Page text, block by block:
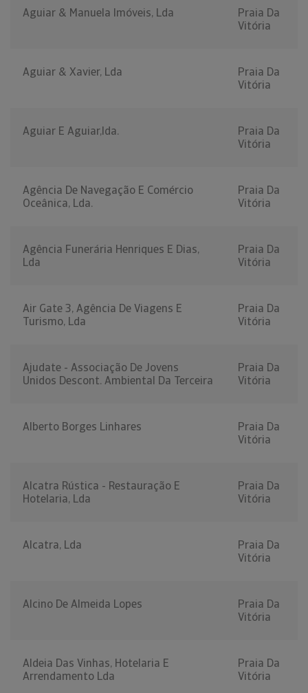
Aguiar & Manuela Imóveis, Lda
Praia Da
Vitória
Aguiar & Xavier, Lda
Praia Da
Vitória
Aguiar E Aguiar,lda.
Praia Da
Vitória
Agência De Navegação E Comércio
Oceânica, Lda.
Praia Da
Vitória
Agência Funerária Henriques E Dias,
Lda
Praia Da
Vitória
Air Gate 3, Agência De Viagens E
Turismo, Lda
Praia Da
Vitória
Ajudate - Associação De Jovens
Unidos Descont. Ambiental Da Terceira
Praia Da
Vitória
Alberto Borges Linhares
Praia Da
Vitória
Alcatra Rústica - Restauração E
Hotelaria, Lda
Praia Da
Vitória
Alcatra, Lda
Praia Da
Vitória
Alcino De Almeida Lopes
Praia Da
Vitória
Aldeia Das Vinhas, Hotelaria E
Arrendamento Lda
Praia Da
Vitória